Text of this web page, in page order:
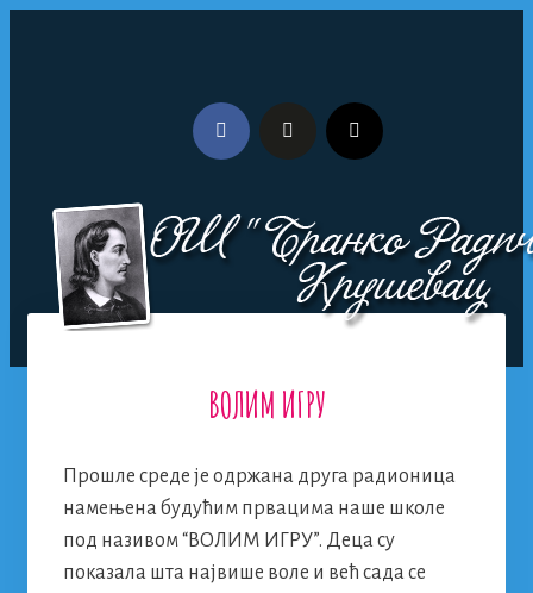
Menu
ВОЛИМ ИГРУ
Прошле среде је одржана друга радионица
намењена будућим првацима наше школе
под називом “ВОЛИМ ИГРУ”. Деца су
показала шта највише воле и већ сада се